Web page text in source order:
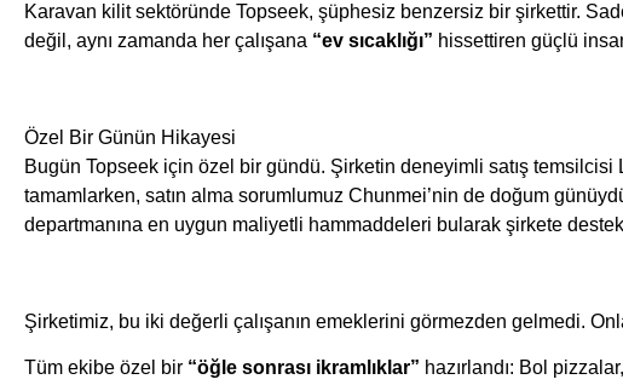
Karavan kilit sektöründe Topseek, şüphesiz benzersiz bir şirkettir.
değil, aynı zamanda her çalışana ​ “ev sıcaklığı” hissettiren güçlü
Özel Bir Günün Hikayesi
Bugün Topseek için özel bir gündü. Şirketin deneyimli satış temsilcisi
tamamlarken, satın alma sorumlumuz Chunmei’nin de doğum
departmanına en uygun maliyetli hammaddeleri bularak şirkete
Şirketimiz, bu iki değerli çalışanın emeklerini görmezden gelmedi.
Tüm ekibe özel bir ​ “öğle sonrası ikramlıklar” hazırlandı: Bol